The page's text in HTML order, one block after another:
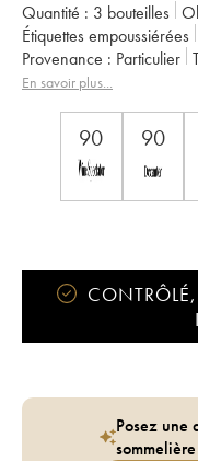
Quantité : 3 bouteilles
Étiquettes empoussiérées
Provenance : particulier
Région :
Bordeaux
Propriétaire :
Famille
En savoir plus...
90 90
CONTRÔLÉ,
Posez une